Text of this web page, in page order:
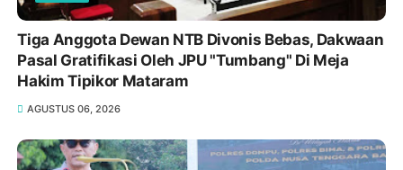
Tiga Anggota Dewan NTB Divonis Bebas, Dakwaan
Pasal Gratifikasi Oleh JPU "Tumbang" Di Meja
Hakim Tipikor Mataram
AGUSTUS 06, 2026